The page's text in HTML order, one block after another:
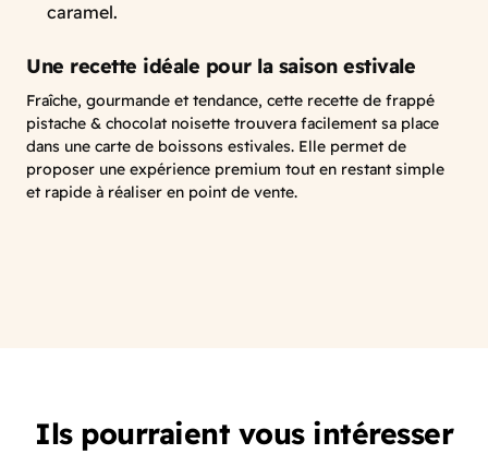
caramel.
Une recette idéale pour la saison estivale
Fraîche, gourmande et tendance, cette recette de frappé
pistache & chocolat noisette trouvera facilement sa place
dans une carte de boissons estivales. Elle permet de
proposer une expérience premium tout en restant simple
et rapide à réaliser en point de vente.
Ils pourraient vous intéresser